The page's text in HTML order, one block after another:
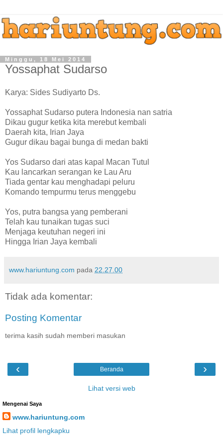
Minggu, 18 Mei 2014
Yossaphat Sudarso
Karya: Sides Sudiyarto Ds.
Yossaphat Sudarso putera Indonesia nan satria
Dikau gugur ketika kita merebut kembali
Daerah kita, Irian Jaya
Gugur dikau bagai bunga di medan bakti
Yos Sudarso dari atas kapal Macan Tutul
Kau lancarkan serangan ke Lau Aru
Tiada gentar kau menghadapi peluru
Komando tempurmu terus menggebu
Yos, putra bangsa yang pemberani
Telah kau tunaikan tugas suci
Menjaga keutuhan negeri ini
Hingga Irian Jaya kembali
www.hariuntung.com pada 22.27.00
Tidak ada komentar:
Posting Komentar
terima kasih sudah memberi masukan
‹ ›
Beranda
Lihat versi web
Mengenai Saya
www.hariuntung.com
Lihat profil lengkapku